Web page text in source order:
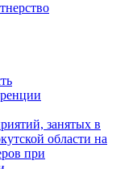
занятых в
области на
при